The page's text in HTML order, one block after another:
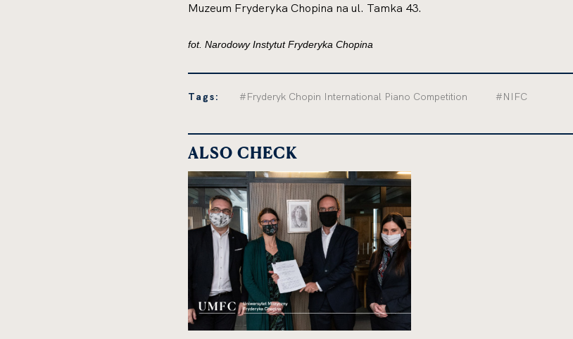
Muzeum Fryderyka Chopina na ul. Tamka 43.
fot. Narodowy Instytut Fryderyka Chopina
Tags: #Fryderyk Chopin International Piano Competition #NIFC
ALSO CHECK